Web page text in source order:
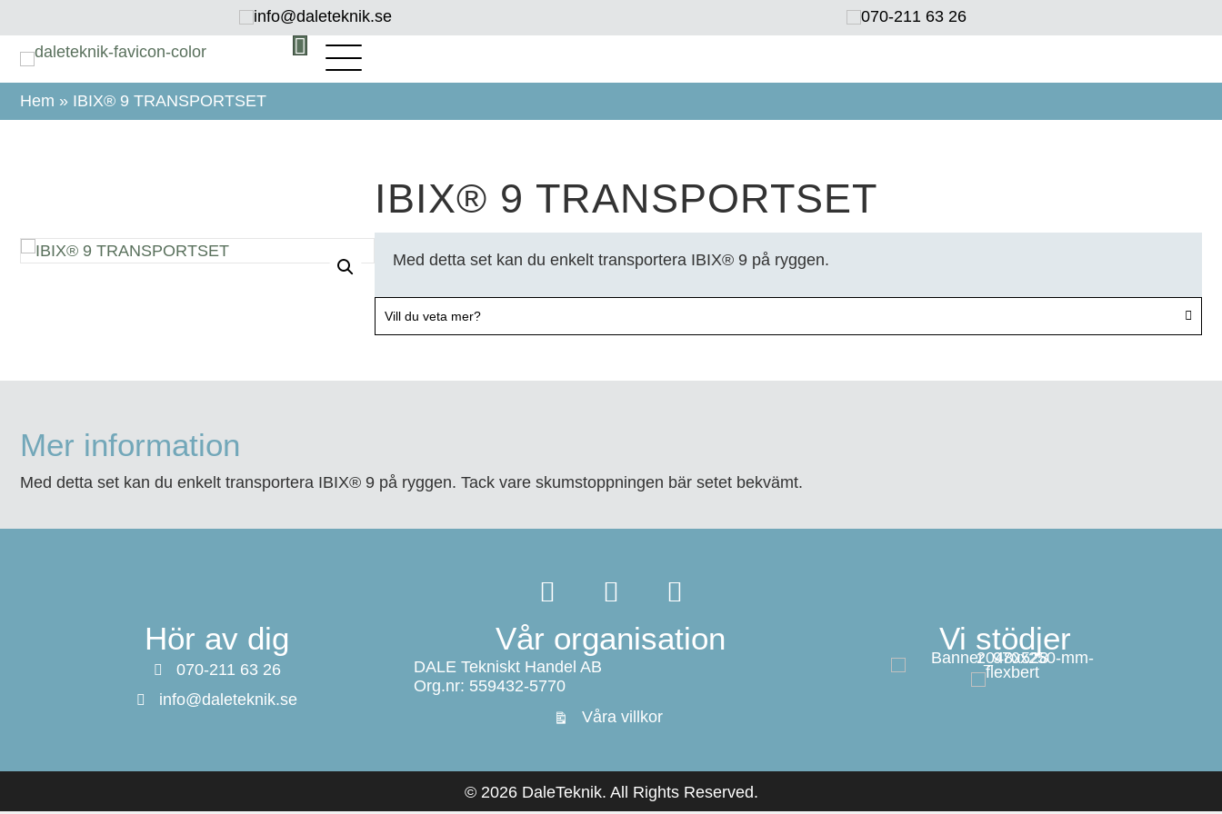
info@daleteknik.se 070-211 63 26‬
Hem » IBIX® 9 TRANSPORTSET
IBIX® 9 TRANSPORTSET
Med detta set kan du enkelt transportera IBIX® 9 på ryggen.
Vill du veta mer?
Mer information
Med detta set kan du enkelt transportera IBIX® 9 på ryggen. Tack vare skumstoppningen bär setet bekvämt.
Hör av dig
070-211 63 26
info@daleteknik.se
Vår organisation
DALE Tekniskt Handel AB
Org.nr: 559432-5770
Våra villkor
Vi stödjer
© 2026 DaleTeknik. All Rights Reserved.